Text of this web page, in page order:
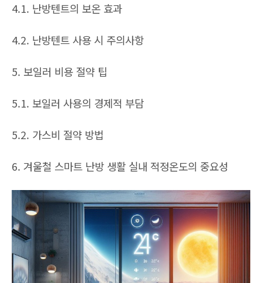
4.1. 난방텐트의 보온 효과
4.2. 난방텐트 사용 시 주의사항
5. 보일러 비용 절약 팁
5.1. 보일러 사용의 경제적 부담
5.2. 가스비 절약 방법
6. 겨울철 스마트 난방 생활 실내 적정온도의 중요성